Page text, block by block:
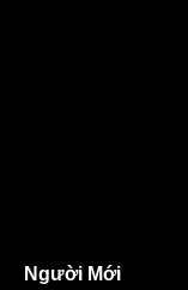
Người Mới